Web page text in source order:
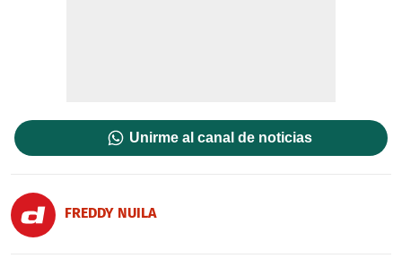
Unirme al canal de noticias
FREDDY NUILA